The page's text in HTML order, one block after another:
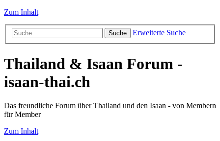
Zum Inhalt
Suche Erweiterte Suche
Thailand & Isaan Forum -
isaan-thai.ch
Das freundliche Forum über Thailand und den Isaan - von Membern
für Member
Zum Inhalt